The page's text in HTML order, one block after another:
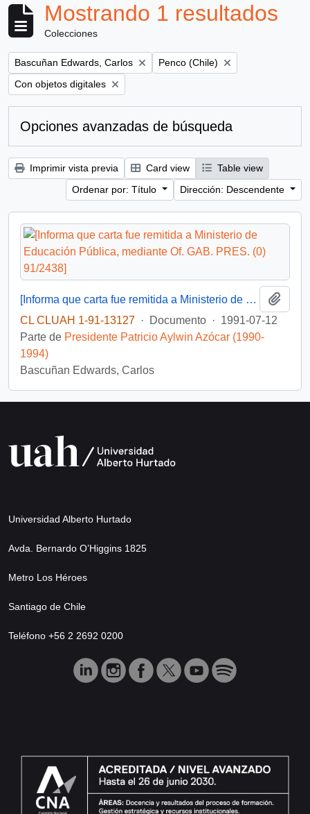
Mostrando 1 resultados
Colecciones
Remove filter:
Bascuñan Edwards, Carlos Remove filter:
Penco (Chile)
Remove filter:
Con objetos digitales
Opciones avanzadas de búsqueda
Imprimir vista previa Card view
Table view
Ordenar por: Título
Dirección: Descendente
[Informa que carta fue remitida a Ministerio de Educación Pública, mediante Of. GAB. PRES. (0) 91/2438]
CL CLUAH 1-91-13127 · Documento · 1991-07-12
Parte de Presidente Patricio Aylwin Azócar (1990-
1994)
Bascuñan Edwards, Carlos
Universidad Alberto Hurtado
Avda. Bernardo O’Higgins 1825
Metro Los Héroes
Santiago de Chile
Teléfono +56 2 2692 0200